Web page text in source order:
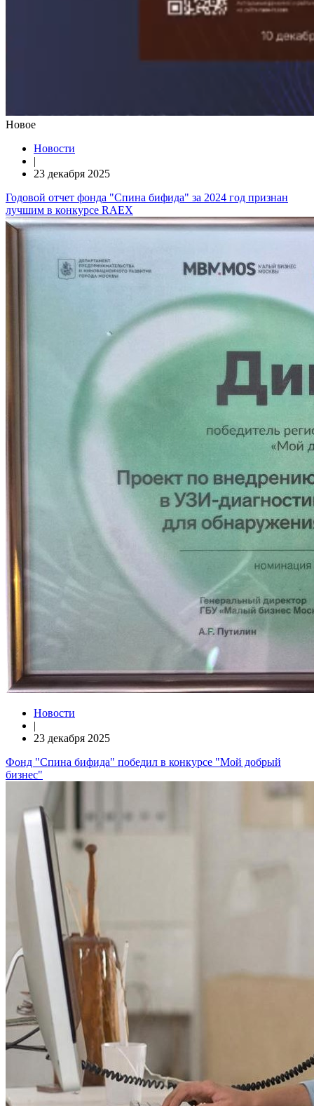
Новое
Новости
|
23 декабря 2025
Годовой отчет фонда "Спина бифида" за 2024 год признан
лучшим в конкурсе RAEX
Новости
|
23 декабря 2025
Фонд "Спина бифида" победил в конкурсе "Мой добрый
бизнес"